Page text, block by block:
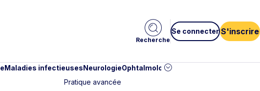
Recherche
Se connecter S'inscrire
Maladies infectieusesNeurologieOphtalmologie
Pratique avancée